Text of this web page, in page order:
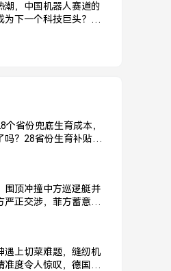
潮，中国机器人赛道的
为下一个科技巨头？宇
巨头？
个省份兜底生育成本，
吗？28省份生育补贴已
围顶冲撞中方巡逻艇并
严正交涉，菲方蓄意挑
遇上切菜难题，缝纫机
准度令人惊叹，德国工